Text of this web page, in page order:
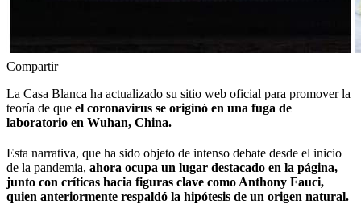
Compartir
La Casa Blanca ha actualizado su sitio web oficial para promover la
teoría de que el coronavirus se originó en una fuga de
laboratorio en Wuhan, China.
Esta narrativa, que ha sido objeto de intenso debate desde el inicio
de la pandemia, ahora ocupa un lugar destacado en la página,
junto con críticas hacia figuras clave como Anthony Fauci,
quien anteriormente respaldó la hipótesis de un origen natural.